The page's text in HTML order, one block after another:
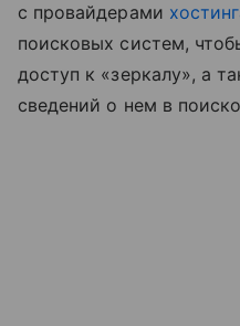
с провайдерами
поисковых систем,
доступ к «зеркалу», а
сведений о нем в